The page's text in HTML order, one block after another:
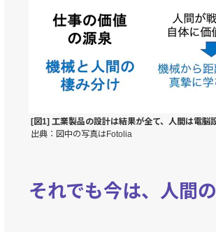
[図1] 工業製品の設計は結果が全て、人間は電脳
出典：図中の写真はFotolia
それでも今は、人間